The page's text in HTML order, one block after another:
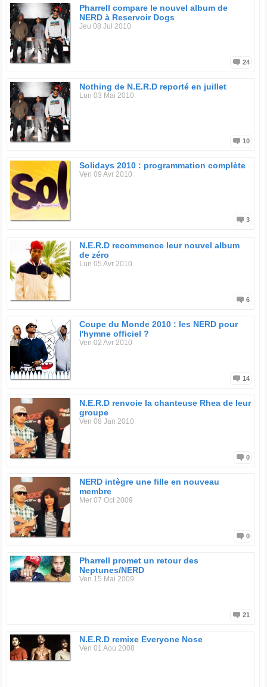
Discographie :
2002 : In Search Of...
2004 : Fly or Die
2008 : Seeing Sounds
Pharrell compare le nouvel album de
NERD à Reservoir Dogs
Jeu 08 Jul 2010
24
Nothing de N.E.R.D reporté en juillet
Lun 03 Mai 2010
10
Solidays 2010 : programmation complète
Ven 09 Avr 2010
3
N.E.R.D recommence leur nouvel album
de zéro
Lun 05 Avr 2010
6
Coupe du Monde 2010 : les NERD pour
l'hymne officiel ?
Ven 02 Avr 2010
14
N.E.R.D renvoie la chanteuse Rhea de leur
groupe
Ven 08 Jan 2010
0
NERD intègre une fille en nouveau
membre
Mer 07 Oct 2009
0
Pharrell promet un retour des
Neptunes/NERD
Ven 15 Mai 2009
21
N.E.R.D remixe Everyone Nose
Ven 01 Aou 2008